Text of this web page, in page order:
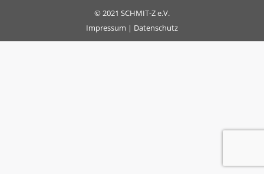
© 2021 SCHMIT-Z e.V.
Impressum | Datenschutz